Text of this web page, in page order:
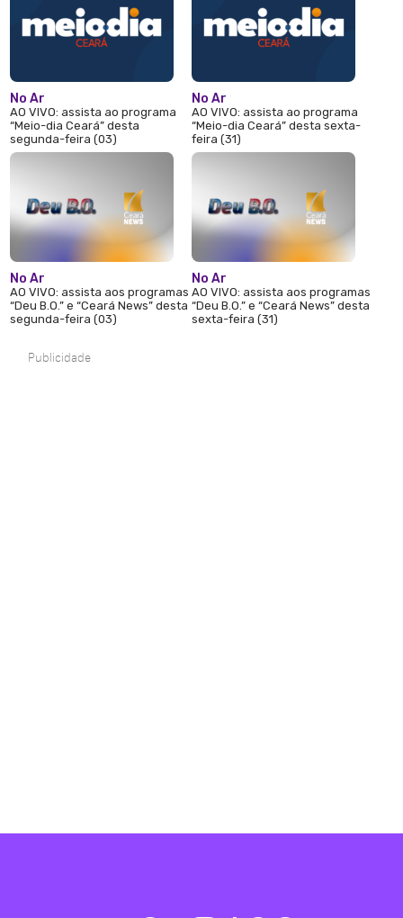
No Ar
AO VIVO: assista ao programa
“Meio-dia Ceará” desta
segunda-feira (03)
No Ar
AO VIVO: assista aos programas
“Deu B.O.” e “Ceará News” desta
segunda-feira (03)
No Ar
AO VIVO: assista ao programa
“Meio-dia Ceará” desta sexta-
feira (31)
No Ar
AO VIVO: assista aos programas
“Deu B.O.” e “Ceará News” desta
sexta-feira (31)
Publicidade